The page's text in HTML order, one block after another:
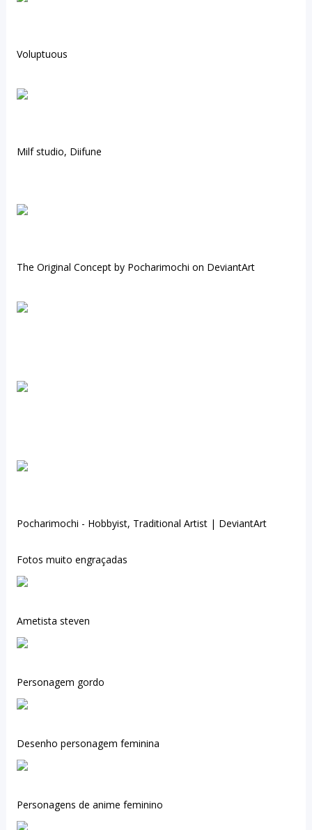
Voluptuous
Milf studio, Diifune
The Original Concept by Pocharimochi on DeviantArt
Pocharimochi - Hobbyist, Traditional Artist | DeviantArt
Fotos muito engraçadas
Ametista steven
Personagem gordo
Desenho personagem feminina
Personagens de anime feminino